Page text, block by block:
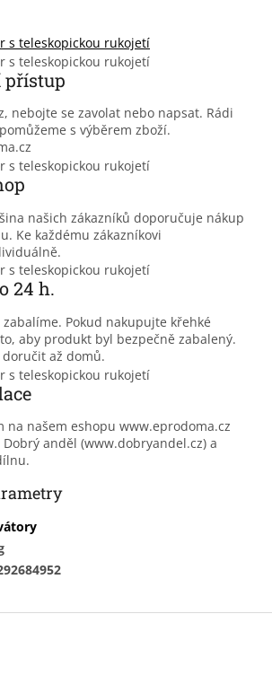
nebojte se zavolat nebo napsat. Rádi
s výběrem zboží.
našich zákazníků doporučuje nákup
Ke každému zákazníkovi
24 h.
Pokud nakupujte křehké
aby produkt byl bezpečně zabalený.
až domů.
na našem eshopu www.eprodoma.cz
anděl (www.dobryandel.cz) a